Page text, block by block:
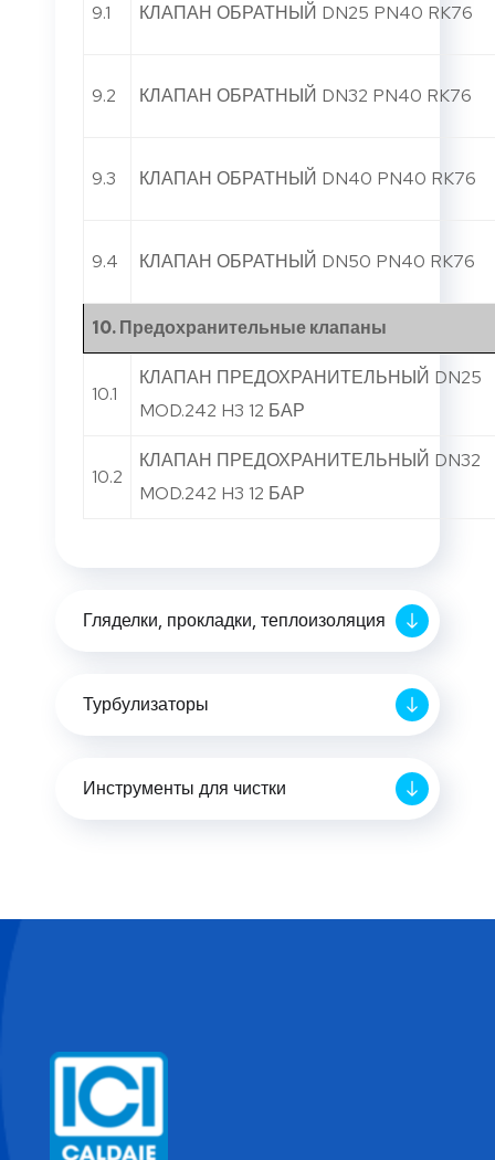
9.1 КЛАПАН ОБРАТНЫЙ DN25 PN40 RK76
9.2 КЛАПАН ОБРАТНЫЙ DN32 PN40 RK76
9.3 КЛАПАН ОБРАТНЫЙ DN40 PN40 RK76
9.4 КЛАПАН ОБРАТНЫЙ DN50 PN40 RK76
10. Предохранительные клапаны
10.1
КЛАПАН ПРЕДОХРАНИТЕЛЬНЫЙ DN25
MOD.242 H3 12 БАР
10.2
КЛАПАН ПРЕДОХРАНИТЕЛЬНЫЙ DN32
MOD.242 H3 12 БАР
Гляделки, прокладки, теплоизоляция
Турбулизаторы
Инструменты для чистки